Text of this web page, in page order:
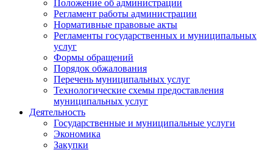
Положение об администрации
Регламент работы администрации
Нормативные правовые акты
Регламенты государственных и муниципальных
услуг
Формы обращений
Порядок обжалования
Перечень муниципальных услуг
Технологические схемы предоставления
муниципальных услуг
Деятельность
Государственные и муниципальные услуги
Экономика
Закупки